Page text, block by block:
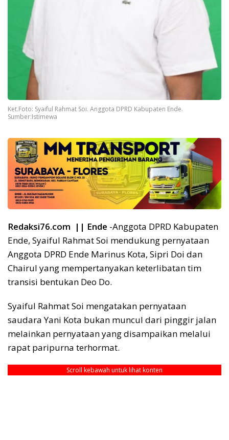
Ket.Foto: Syaiful Rahmat Soi. Anggota DPRD Kabupaten Ende.
Sumber:Istimewa
Redaksi76.com || Ende -Anggota DPRD Kabupaten
Ende, Syaiful Rahmat Soi mendukung pernyataan
Anggota DPRD Ende Marinus Kota, Sipri Doi dan
Chairul yang mempertanyakan keterlibatan tim
transisi bentukan Deo Do.
Syaiful Rahmat Soi mengatakan pernyataan
saudara Yani Kota bukan muncul dari pinggir jalan
melainkan pernyataan yang disampaikan melalui
rapat paripurna terhormat.
Scroll kebawah untuk lihat konten